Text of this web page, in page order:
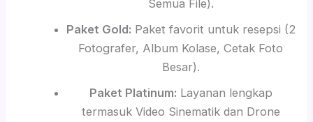
Semua File).
Paket Gold: Paket favorit untuk resepsi (2
Fotografer, Album Kolase, Cetak Foto
Besar).
Paket Platinum: Layanan lengkap
termasuk Video Sinematik dan Drone